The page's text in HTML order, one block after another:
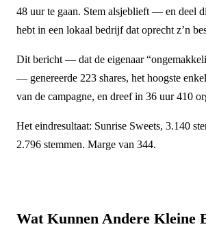
48 uur te gaan. Stem alsjeblieft — en deel
hebt in een lokaal bedrijf dat oprecht z’n
Dit bericht — dat de eigenaar
— genereerde 223 shares, het hoogste
van de campagne, en dreef in 36 uur 410
Het eindresultaat: Sunrise Sweets, 3.140
2.796 stemmen. Marge van 344.
Wat Kunnen Andere Kleine